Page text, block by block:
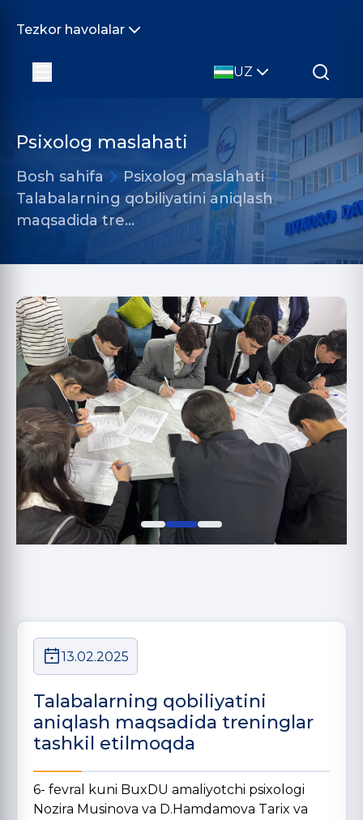
Tezkor havolalar
UZ
Psixolog maslahati
Bosh sahifa
Psixolog maslahati
Talabalarning qobiliyatini aniqlash
maqsadida tre…
13.02.2025
Talabalarning qobiliyatini
aniqlash maqsadida treninglar
tashkil etilmoqda
6- fevral kuni BuxDU amaliyotchi psixologi
Nozira Musinova va D.Hamdamova Tarix va